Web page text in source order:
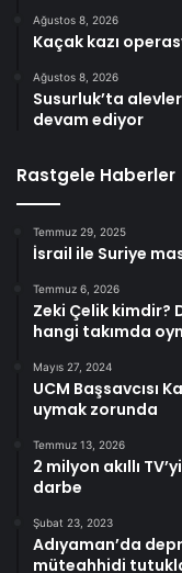
Ağustos 8, 2026
Kaçak kazı
Ağustos 8, 2026
Susurluk’ta
devam ediyor
Rastgele Haberler
Temmuz 29, 2025
İsrail ile Suriye
Temmuz 6, 2026
Zeki Çelik kimdir?
hangi takımda
Mayıs 27, 2024
UCM Başsavcısı
uymak zorunda
Temmuz 13, 2026
2 milyon akıllı
darbe
Şubat 23, 2023
Adıyaman’da
müteahhidi